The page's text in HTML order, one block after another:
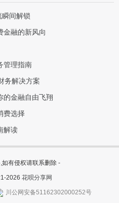
间解锁
金融的新风向
管理指南
务解决方案
的金融自由飞翔
费选择
解读
有侵权请联系删除 -
2026 花呗分享网
川公网安备51162302000252号